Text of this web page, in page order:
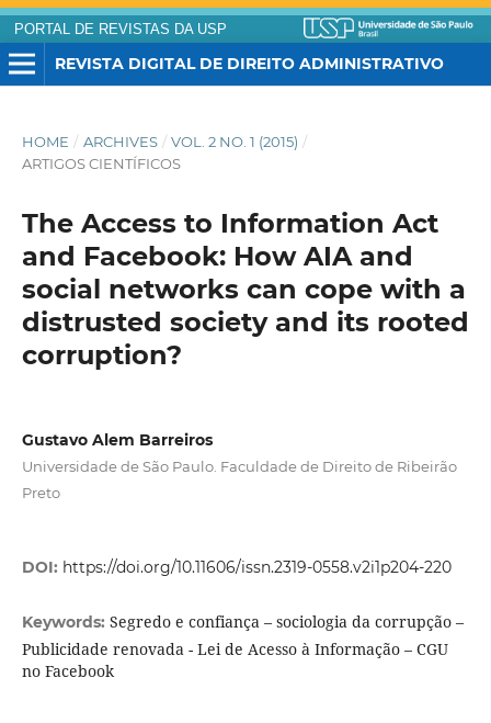
PORTAL DE REVISTAS DA USP
REVISTA DIGITAL DE DIREITO ADMINISTRATIVO
HOME / ARCHIVES / VOL. 2 NO. 1 (2015) /
ARTIGOS CIENTÍFICOS
The Access to Information Act
and Facebook: How AIA and
social networks can cope with a
distrusted society and its rooted
corruption?
Gustavo Alem Barreiros
Universidade de São Paulo. Faculdade de Direito de Ribeirão
Preto
DOI: https://doi.org/10.11606/issn.2319-0558.v2i1p204-220
Keywords: Segredo e confiança – sociologia da corrupção –
Publicidade renovada - Lei de Acesso à Informação – CGU
no Facebook